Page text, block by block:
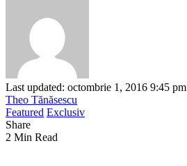
Last updated: octombrie 1, 2016 9:45 pm
Theo Tănăsescu
Featured Exclusiv
Share
2 Min Read